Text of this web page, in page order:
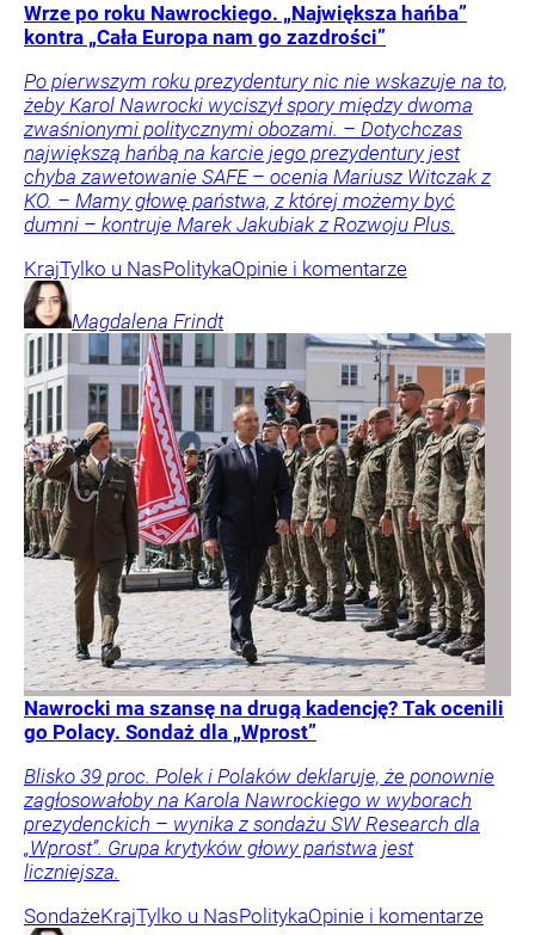
Wrze po roku Nawrockiego. „Największa hańba”
kontra „Cała Europa nam go zazdrości”
Po pierwszym roku prezydentury nic nie wskazuje na to,
żeby Karol Nawrocki wyciszył spory między dwoma
zwaśnionymi politycznymi obozami. – Dotychczas
największą hańbą na karcie jego prezydentury jest
chyba zawetowanie SAFE – ocenia Mariusz Witczak z
KO. – Mamy głowę państwa, z której możemy być
dumni – kontruje Marek Jakubiak z Rozwoju Plus.
KrajTylko u NasPolitykaOpinie i komentarze
Magdalena Frindt
Nawrocki ma szansę na drugą kadencję? Tak ocenili
go Polacy. Sondaż dla „Wprost”
Blisko 39 proc. Polek i Polaków deklaruje, że ponownie
zagłosowałoby na Karola Nawrockiego w wyborach
prezydenckich – wynika z sondażu SW Research dla
„Wprost”. Grupa krytyków głowy państwa jest
liczniejsza.
SondażeKrajTylko u NasPolitykaOpinie i komentarze